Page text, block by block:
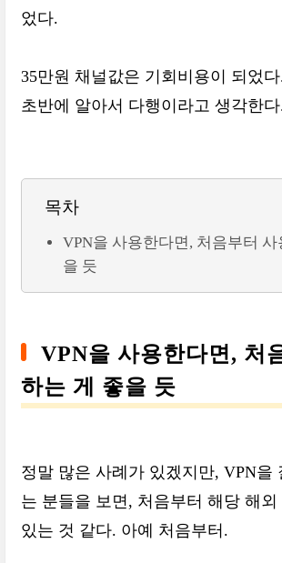
었다.
35만원 채널값은 기회비용이 되었
초반에 알아서 다행이라고 생각한
목차
VPN을 사용한다면, 처음부터 사
을 듯
VPN을 사용한다면, 처
하는 게 좋을 듯
정말 많은 사례가 있겠지만, VPN을
는 분들을 보면, 처음부터 해당 해외
있는 것 같다. 아예 처음부터.